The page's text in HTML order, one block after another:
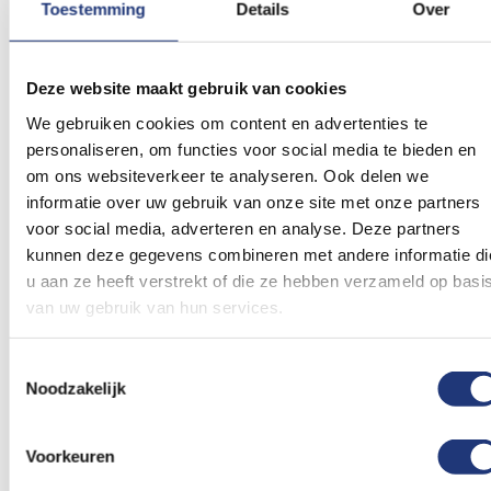
Toestemming Details Over
Deze website maakt gebruik van cookies
We gebruiken cookies om content en advertenties te
personaliseren, om functies voor social media te bieden en
om ons websiteverkeer te analyseren. Ook delen we
informatie over uw gebruik van onze site met onze partners
voor social media, adverteren en analyse. Deze partners
kunnen deze gegevens combineren met andere informatie
u aan ze heeft verstrekt of die ze hebben verzameld op
van uw gebruik van hun services.
Noodzakelijk
Voorkeuren
Spunpoly 165gr/m2
Italiaanse vlag 50x75cm
11,53
Voor 16:00 besteld, dezelfde
dag verzonden
Spunpoly 165gr/m2 70x100cm
Italiaanse vlag
15,66
Voor 16:00 besteld, dezelfde
toe
aan
verlanglijst
Italiaanse vlag met
Voeg
toe
aan